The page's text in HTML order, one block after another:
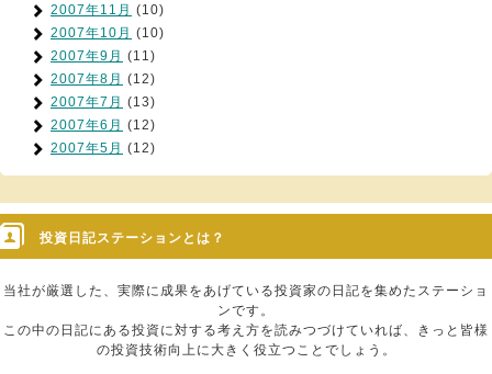
2007年11月 (10)
2007年10月 (10)
2007年9月 (11)
2007年8月 (12)
2007年7月 (13)
2007年6月 (12)
2007年5月 (12)
投資日記ステーションとは？
当社が厳選した、実際に成果をあげている投資家の日記を集めたステーショ
ンです。
この中の日記にある投資に対する考え方を読みつづけていれば、きっと皆様
の投資技術向上に大きく役立つことでしょう。